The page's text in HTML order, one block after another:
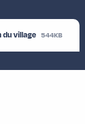
du village 544KB